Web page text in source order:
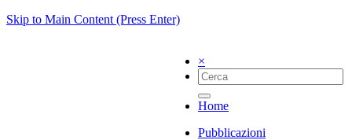
Skip to Main Content (Press Enter)
×
Home
Pubblicazioni